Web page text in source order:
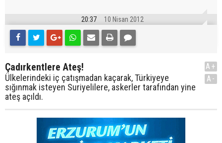
20:37 10 Nisan 2012
Çadırkentlere Ateş!
Ülkelerindeki iç çatışmadan kaçarak, Türkiyeye
sığınmak isteyen Suriyelilere, askerler tarafından yine
ateş açıldı.
A+
A-